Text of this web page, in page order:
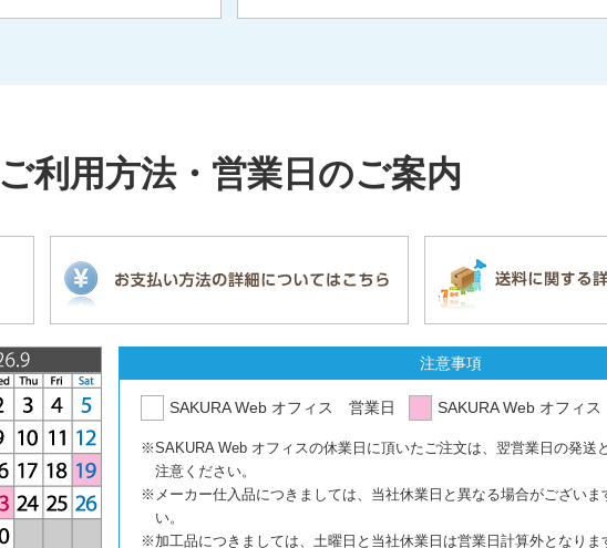
ご利用方法・営業日のご案内
注意事項
SAKURA Web オフィス 営業日 SAKURA Web オフィ
※SAKURA Web オフィスの休業日に頂いたご注文は、翌営業日の発送
注意ください。
※メーカー仕入品につきましては、当社休業日と異なる場合がございま
い。
※加工品につきましては、土曜日と当社休業日は営業日計算外となりま